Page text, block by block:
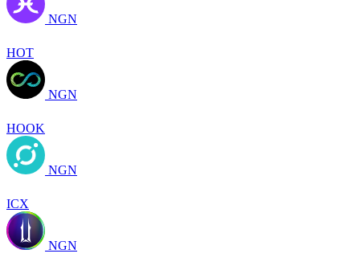
NGN
HOT
NGN
HOOK
NGN
ICX
NGN